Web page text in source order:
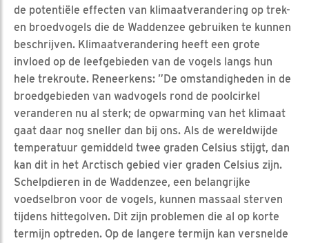
de potentiële effecten van klimaatverandering op trek-
en broedvogels die de Waddenzee gebruiken te kunnen
beschrijven. Klimaatverandering heeft een grote
invloed op de leefgebieden van de vogels langs hun
hele trekroute. Reneerkens: ”De omstandigheden in de
broedgebieden van wadvogels rond de poolcirkel
veranderen nu al sterk; de opwarming van het klimaat
gaat daar nog sneller dan bij ons. Als de wereldwijde
temperatuur gemiddeld twee graden Celsius stijgt, dan
kan dit in het Arctisch gebied vier graden Celsius zijn.
Schelpdieren in de Waddenzee, een belangrijke
voedselbron voor de vogels, kunnen massaal sterven
tijdens hittegolven. Dit zijn problemen die al op korte
termijn optreden. Op de langere termijn kan versnelde